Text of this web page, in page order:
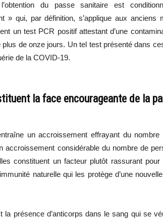
du passe sanitaire est
» qui, par définition, s’applique aux anciens
un test PCR positif attestant d’une
de onze jours. Un tel test présenté dans
de la COVID-19.
la face encourageante de la
un accroissement effrayant du nombre
accroissement considérable du nombre de
constituent un facteur plutôt rassurant
naturelle qui les protège d’une
la présence d’anticorps dans le sang qui se